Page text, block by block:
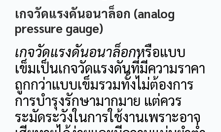
เกจวัดแรงดันอนาล็อก (analog
pressure gauge)
เกจวัดแรงดันอนาล็อกหรือแบบ
เข็มเป็นเกจวัดแรงดันที่มีความราคา
ถูกกว่าแบบเข็มรวมทั้งไม่ต้องการ
การบำรุงรักษามากมาย แต่ควร
ระมัดระวังในการใช้งานเพราะอาจ